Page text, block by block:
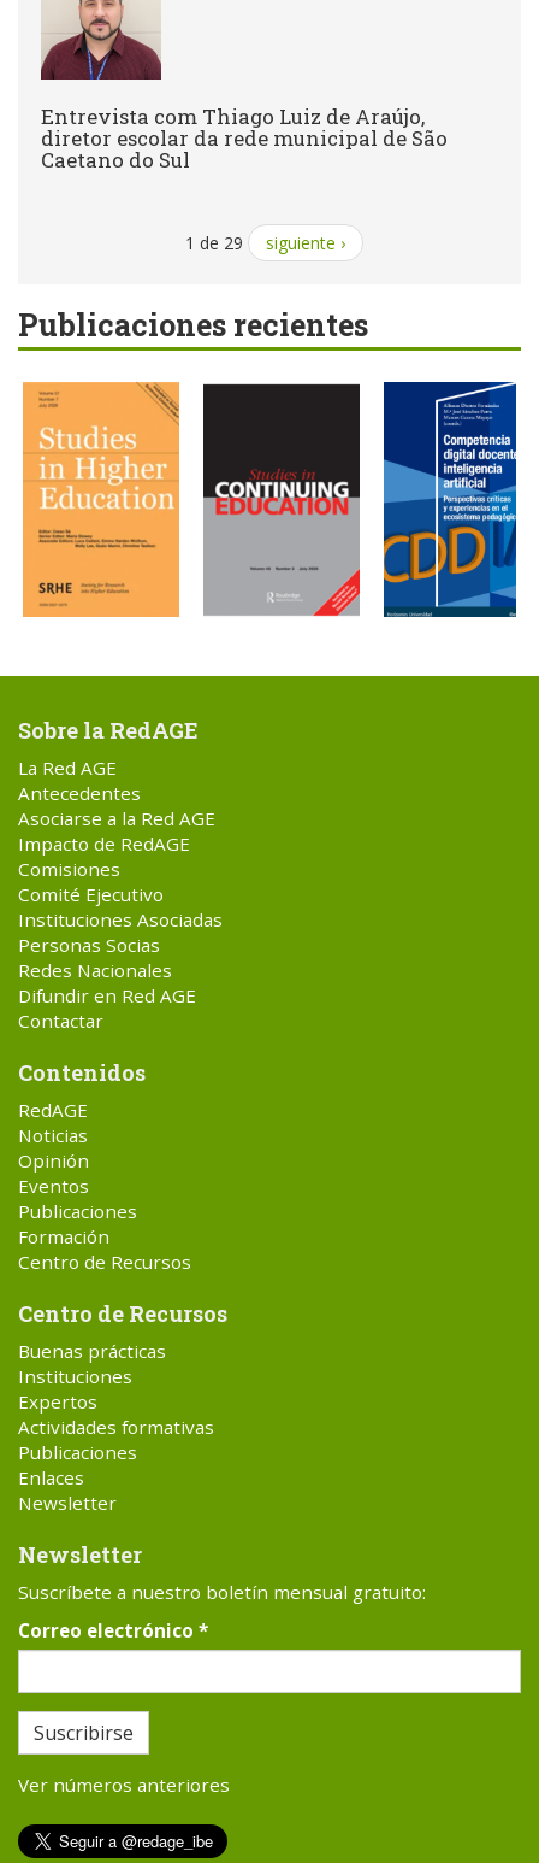
Entrevista com Thiago Luiz de Araújo,
diretor escolar da rede municipal de São
Caetano do Sul
1 de 29 siguiente ›
Publicaciones recientes
Sobre la RedAGE
La Red AGE
Antecedentes
Asociarse a la Red AGE
Impacto de RedAGE
Comisiones
Comité Ejecutivo
Instituciones Asociadas
Personas Socias
Redes Nacionales
Difundir en Red AGE
Contactar
Contenidos
RedAGE
Noticias
Opinión
Eventos
Publicaciones
Formación
Centro de Recursos
Centro de Recursos
Buenas prácticas
Instituciones
Expertos
Actividades formativas
Publicaciones
Enlaces
Newsletter
Newsletter
Suscríbete a nuestro boletín mensual gratuito:
Correo electrónico *
Suscribirse
Ver números anteriores